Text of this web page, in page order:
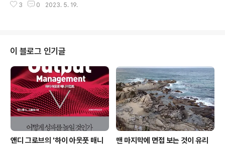
배울 수 있는 영화 3편을 소개합니다. 재미나게 보다보면
복해지지 않는다'라고 알고 있을 겁니다. 예전에 행동경제
점을 감안하세요) '무슨 소리냐! 돈이 많을수록 행복하다.
더 이상 행복이 늘지 않는 지점은 없다'라고 생각할지 모르
겠는데요, 흥미롭게도 행복은 얼마나 많은 돈을 버느냐가
아니라, 돈을 어디에 쓰느냐에 달렸다는 연구 결과가 최근
에 나왔습니다. 이 연구를 한 문장으로 정리하면, 돈을 '물
건'을 사는 데 쓰..
3 0 2023. 5. 19.
이 블로그 인기글
앤디 그로브의 '하이 아웃풋 매니
맨 마지막에 면접 보는 것이 유리